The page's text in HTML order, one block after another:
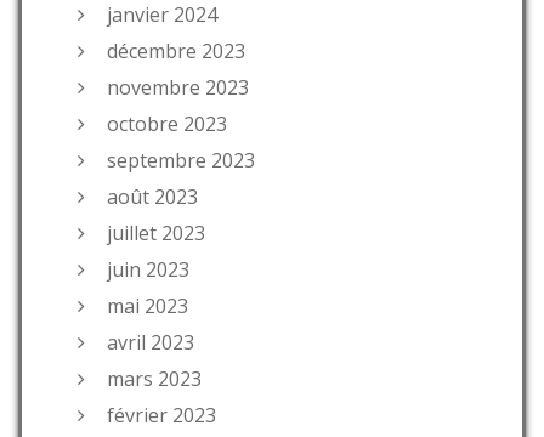
janvier 2024
décembre 2023
novembre 2023
octobre 2023
septembre 2023
août 2023
juillet 2023
juin 2023
mai 2023
avril 2023
mars 2023
février 2023